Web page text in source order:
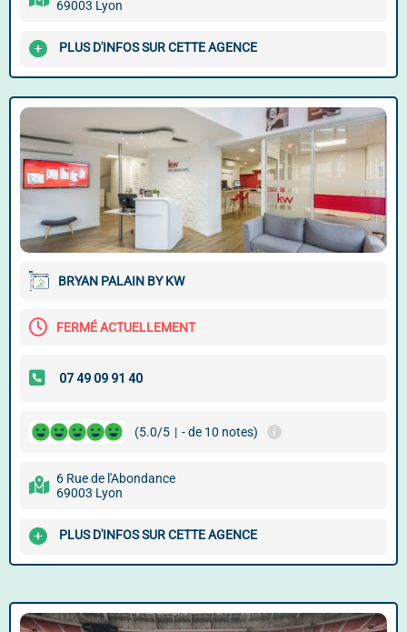
69003 Lyon
PLUS D'INFOS SUR CETTE AGENCE
BRYAN PALAIN BY KW
FERMÉ ACTUELLEMENT
(5.0/5 | - de 10 notes)
6 Rue de l'Abondance
69003 Lyon
PLUS D'INFOS SUR CETTE AGENCE